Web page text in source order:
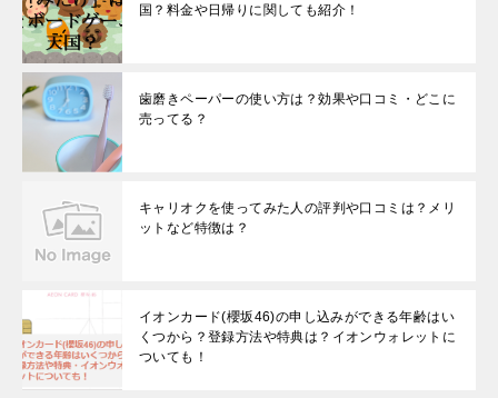
国？料金や日帰りに関しても紹介！
歯磨きペーパーの使い方は？効果や口コミ・どこに
売ってる？
キャリオクを使ってみた人の評判や口コミは？メリ
ットなど特徴は？
イオンカード(櫻坂46)の申し込みができる年齢はい
くつから？登録方法や特典は？イオンウォレットに
ついても！